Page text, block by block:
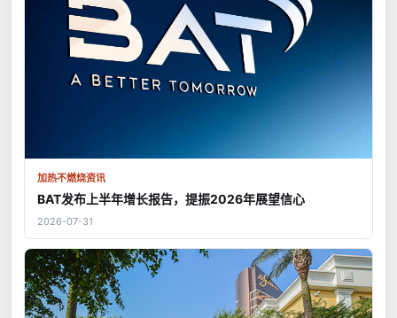
加热不燃烧资讯
BAT发布上半年增长报告，提振2026年展望信心
2026-07-31